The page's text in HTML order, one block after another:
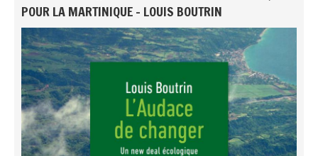
POUR LA MARTINIQUE - LOUIS BOUTRIN